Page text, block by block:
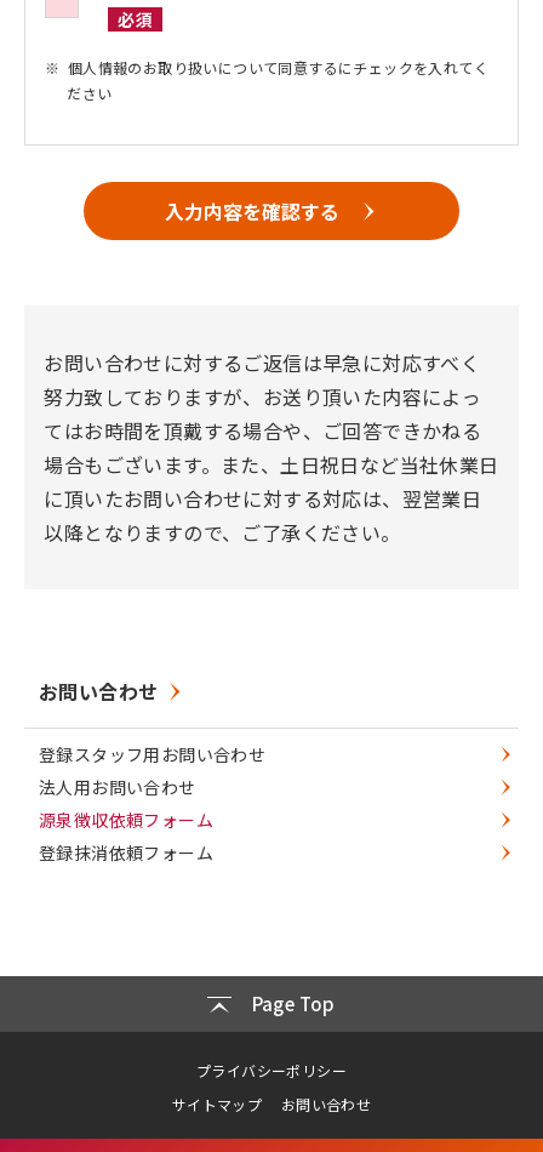
必須
個人情報のお取り扱いについて同意するにチェックを入れてく
ださい
入力内容を確認する
お問い合わせに対するご返信は早急に対応すべく
努力致しておりますが、お送り頂いた内容によっ
てはお時間を頂戴する場合や、ご回答できかねる
場合もございます。また、土日祝日など当社休業日
に頂いたお問い合わせに対する対応は、翌営業日
以降となりますので、ご了承ください。
お問い合わせ
登録スタッフ用お問い合わせ
法人用お問い合わせ
源泉徴収依頼フォーム
登録抹消依頼フォーム
Page Top
プライバシーポリシー
サイトマップ
お問い合わせ